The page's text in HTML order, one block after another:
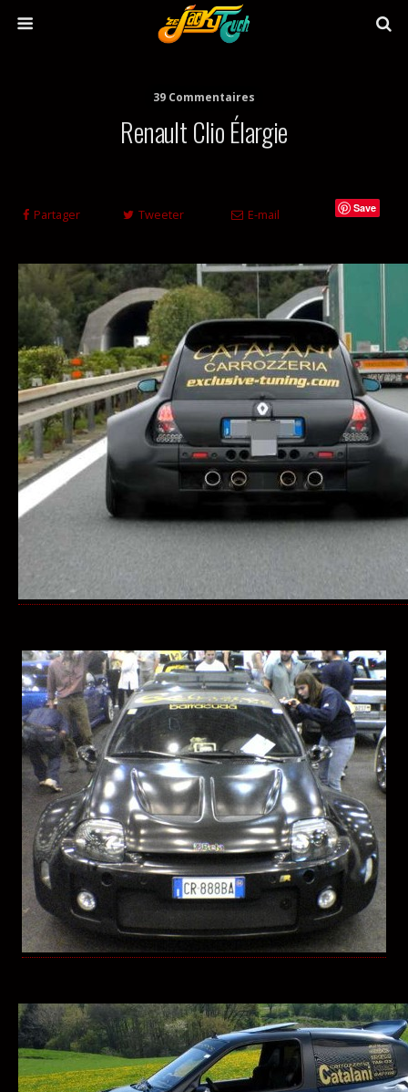
39 Commentaires
Renault Clio Élargie
Partager Tweeter Save
E-mail